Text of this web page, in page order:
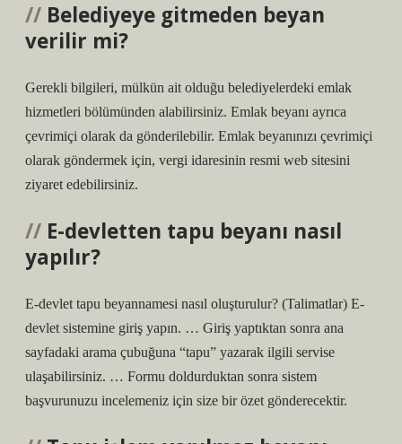
Belediyeye gitmeden beyan
verilir mi?
Gerekli bilgileri, mülkün ait olduğu belediyelerdeki emlak
hizmetleri bölümünden alabilirsiniz. Emlak beyanı ayrıca
çevrimiçi olarak da gönderilebilir. Emlak beyanınızı çevrimiçi
olarak göndermek için, vergi idaresinin resmi web sitesini
ziyaret edebilirsiniz.
E-devletten tapu beyanı nasıl
yapılır?
E-devlet tapu beyannamesi nasıl oluşturulur? (Talimatlar) E-
devlet sistemine giriş yapın. … Giriş yaptıktan sonra ana
sayfadaki arama çubuğuna “tapu” yazarak ilgili servise
ulaşabilirsiniz. … Formu doldurduktan sonra sistem
başvurunuzu incelemeniz için size bir özet gönderecektir.